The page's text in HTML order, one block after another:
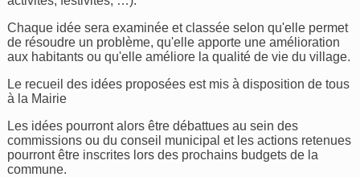
Chaque idée sera examinée et classée selon qu'elle permet
de résoudre un problème, qu'elle apporte une amélioration
aux habitants ou qu'elle améliore la qualité de vie du village.
Le recueil des idées proposées est mis à disposition de tous
à la Mairie
Les idées pourront alors être débattues au sein des
commissions ou du conseil municipal et les actions retenues
pourront être inscrites lors des prochains budgets de la
commune.